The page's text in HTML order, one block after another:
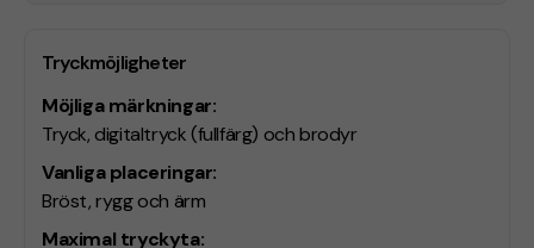
Tryckmöjligheter
Möjliga märkningar:
Tryck, digitaltryck (fullfärg) och brodyr
Vanliga placeringar:
Bröst, rygg och ärm
Maximal tryckyta: